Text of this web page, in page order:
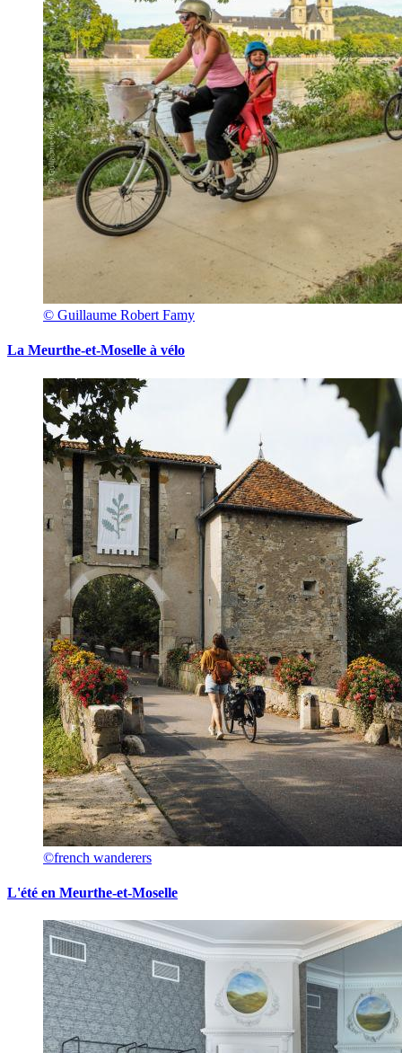
© Guillaume Robert Famy
La Meurthe-et-Moselle à vélo
©french wanderers
L'été en Meurthe-et-Moselle